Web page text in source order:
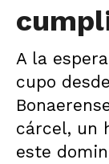
A la
cupo
cárcel, un
este